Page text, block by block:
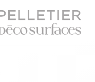
Surfaces